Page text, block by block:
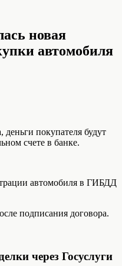
новая
автомобиля
деньги покупателя будут
счете в банке.
автомобиля в ГИБДД
подписания договора.
через Госуслуги